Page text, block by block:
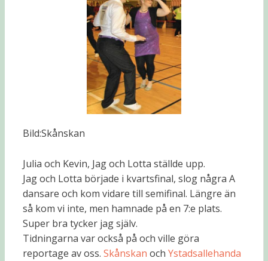
Bild:Skånskan
Julia och Kevin, Jag och Lotta ställde upp.
Jag och Lotta började i kvartsfinal, slog några A
dansare och kom vidare till semifinal. Längre än
så kom vi inte, men hamnade på en 7:e plats.
Super bra tycker jag själv.
Tidningarna var också på och ville göra
reportage av oss. Skånskan och Ystadsallehanda